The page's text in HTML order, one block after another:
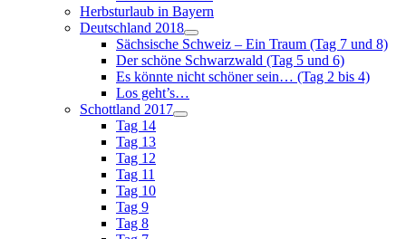
Herbsturlaub in Bayern
Deutschland 2018
Sächsische Schweiz – Ein Traum (Tag 7 und 8)
Der schöne Schwarzwald (Tag 5 und 6)
Es könnte nicht schöner sein… (Tag 2 bis 4)
Los geht’s…
Schottland 2017
Tag 14
Tag 13
Tag 12
Tag 11
Tag 10
Tag 9
Tag 8